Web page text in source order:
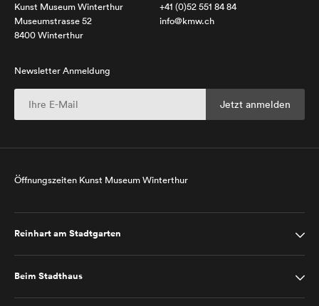
Kunst Museum Winterthur
Museumstrasse 52
8400 Winterthur
+41 (0)52 551 84 84
info@kmw.ch
Newsletter Anmeldung
Öffnungszeiten Kunst Museum Winterthur
Reinhart am Stadtgarten
Beim Stadthaus